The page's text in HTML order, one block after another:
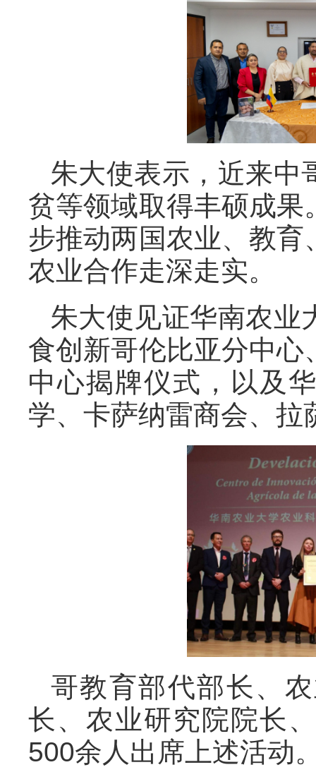
朱大使表示，近来中
贫等领域取得丰硕成
步推动两国农业、教
农业合作走深走实。
朱大使见证华南农业
食创新哥伦比亚分中
中心揭牌仪式，以及
学、卡萨纳雷商会、拉
哥教育部代部长、
长、农业研究院院长
500余人出席上述活动